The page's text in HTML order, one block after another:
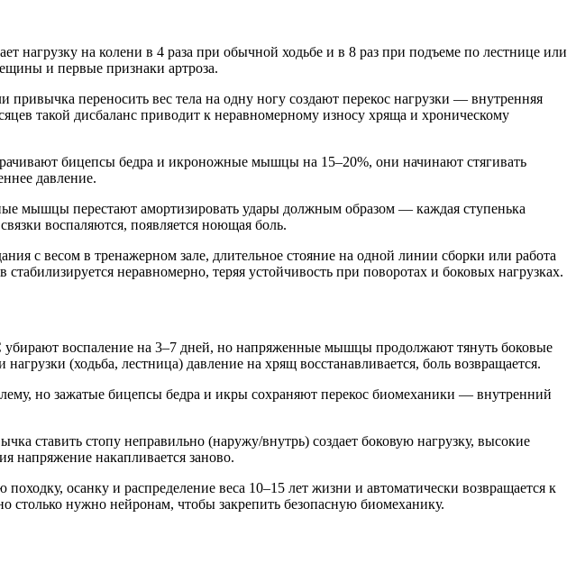
нагрузку на колени в 4 раза при обычной ходьбе и в 8 раз при подъеме по лестнице или
и первые признаки артроза.
привычка переносить вес тела на одну ногу создают перекос нагрузки — внутренняя
такой дисбаланс приводит к неравномерному износу хряща и хроническому
бицепсы бедра и икроножные мышцы на 15–20%, они начинают стягивать
давление.
мышцы перестают амортизировать удары должным образом — каждая ступенька
воспаляются, появляется ноющая боль.
с весом в тренажерном зале, длительное стояние на одной линии сборки или работа
неравномерно, теряя устойчивость при поворотах и боковых нагрузках.
воспаление на 3–7 дней, но напряженные мышцы продолжают тянуть боковые
(ходьба, лестница) давление на хрящ восстанавливается, боль возвращается.
но зажатые бицепсы бедра и икры сохраняют перекос биомеханики — внутренний
ставить стопу неправильно (наружу/внутрь) создает боковую нагрузку, высокие
напряжение накапливается заново.
осанку и распределение веса 10–15 лет жизни и автоматически возвращается к
нужно нейронам, чтобы закрепить безопасную биомеханику.